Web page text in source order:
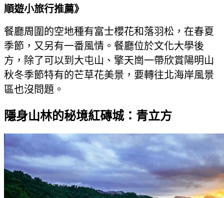
順遊小旅行推薦》
餐廳周圍的空地種有富士櫻花和落羽松，在春夏
季節，又另有一番風情。餐廳位於文化大學後
方，除了可以到大屯山、擎天崗一帶欣賞陽明山
秋冬季節特有的芒草花美景，要轉往北海岸風景
區也沒問題。
隱身山林的秘境紅磚城：青立方